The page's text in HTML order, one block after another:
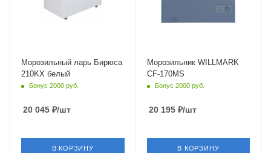
Морозильный ларь Бирюса
210KX белый
Бонус 2000 руб.
20 045 ₽/шт
В КОРЗИНУ
Морозильник WILLMARK
CF-170MS
Бонус 2000 руб.
20 195₽/шт
В КОРЗИНУ